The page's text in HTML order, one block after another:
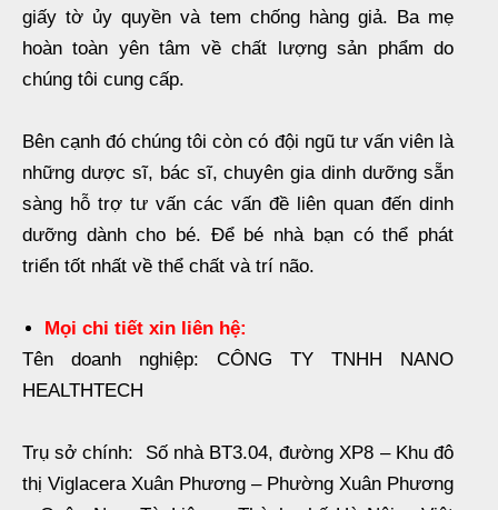
giấy tờ ủy quyền và tem chống hàng giả. Ba mẹ
hoàn toàn yên tâm về chất lượng sản phẩm do
chúng tôi cung cấp.
Bên cạnh đó chúng tôi còn có đội ngũ tư vấn viên là
những dược sĩ, bác sĩ, chuyên gia dinh dưỡng sẵn
sàng hỗ trợ tư vấn các vấn đề liên quan đến dinh
dưỡng dành cho bé. Để bé nhà bạn có thể phát
triển tốt nhất về thể chất và trí não.
Mọi chi tiết xin liên hệ:
Tên doanh nghiệp: CÔNG TY TNHH NANO
HEALTHTECH
Trụ sở chính: Số nhà BT3.04, đường XP8 – Khu đô
thị Viglacera Xuân Phương – Phường Xuân Phương